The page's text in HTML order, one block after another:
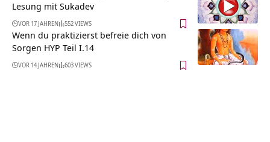
Lesung mit Sukadev
VOR 17 JAHREN 552 VIEWS
Wenn du praktizierst befreie dich von
Sorgen HYP Teil I.14
VOR 14 JAHREN 603 VIEWS